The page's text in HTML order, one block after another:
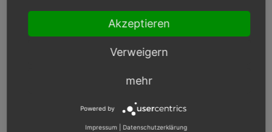
Erstellen von Views erlauben.
Das Transaction Isolation Level muss serverseitig beim
Akzeptieren
Verweigern
mehr
Powered by
Impressum Datenschutzerklärung